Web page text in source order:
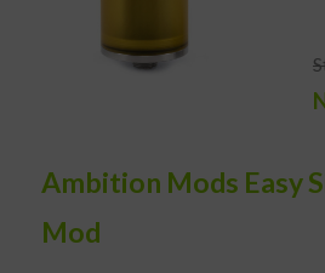
Ambition Mods Easy
Mod